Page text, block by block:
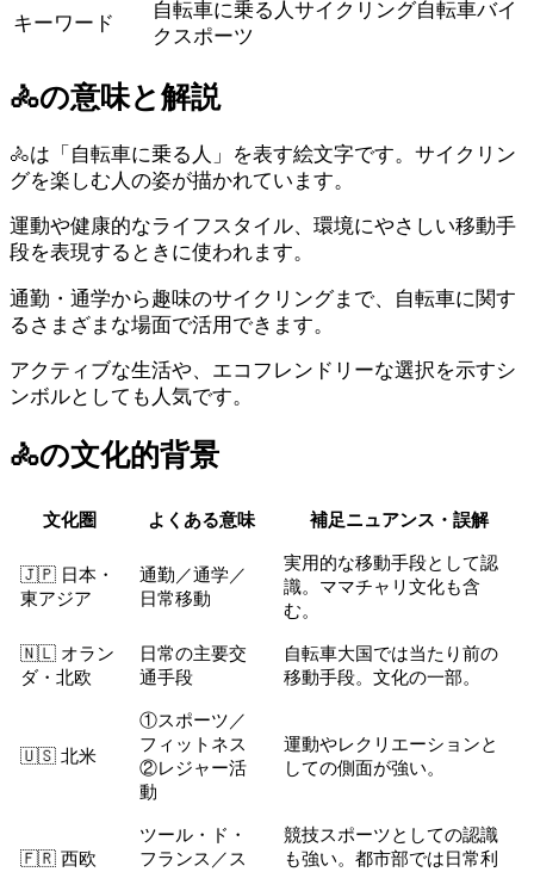
キーワード
自転車に乗る人 サイクリング自転車バイ
ク スポーツ
🚴の意味と解説
🚴は「自転車に乗る人」を表す絵文字です。サイクリン
グを楽しむ人の姿が描かれています。
運動や健康的なライフスタイル、環境にやさしい移動手
段を表現するときに使われます。
通勤・通学から趣味のサイクリングまで、自転車に関す
るさまざまな場面で活用できます。
アクティブな生活や、エコフレンドリーな選択を示すシ
ンボルとしても人気です。
🚴の文化的背景
文化圏 よくある意味 補足ニュアンス・誤解
🇯🇵 日本・
東アジア
通勤／通学／
日常移動
実用的な移動手段として認
識。ママチャリ文化も含
む。
🇳🇱 オラン
ダ・北欧
日常の主要交
通手段
自転車大国では当たり前の
移動手段。文化の一部。
🇺🇸 北米
①スポーツ／
フィットネス
②レジャー活
動
運動やレクリエーションと
しての側面が強い。
🇫🇷 西欧
ツール・ド・
フランス／ス
競技スポーツとしての認識
も強い。都市部では日常利